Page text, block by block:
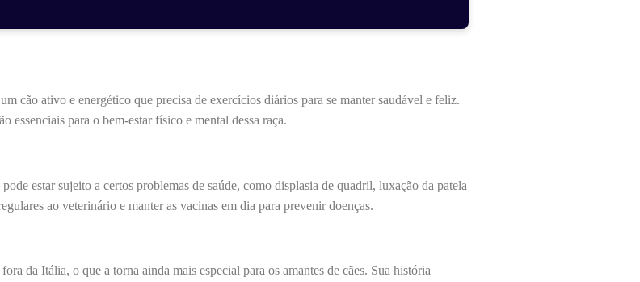
cão ativo e energético que precisa de exercícios diários para se manter saudável e feliz.
essenciais para o bem-estar físico e mental dessa raça.
estar sujeito a certos problemas de saúde, como displasia de quadril, luxação da patela
ao veterinário e manter as vacinas em dia para prevenir doenças.
da Itália, o que a torna ainda mais especial para os amantes de cães. Sua história